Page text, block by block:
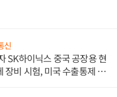
신
SK하이닉스 중국 공장용 현
장비 시험, 미국 수출통제 대